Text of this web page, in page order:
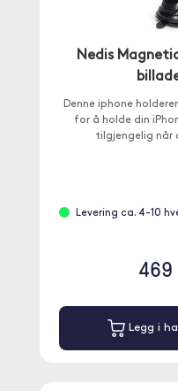
Nedis
Denne iphone
for å holde din
tilgjengelig når
Levering ca. 4-10
Legg i